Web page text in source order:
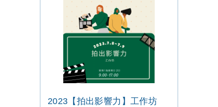
2023【拍出影響力】工作坊